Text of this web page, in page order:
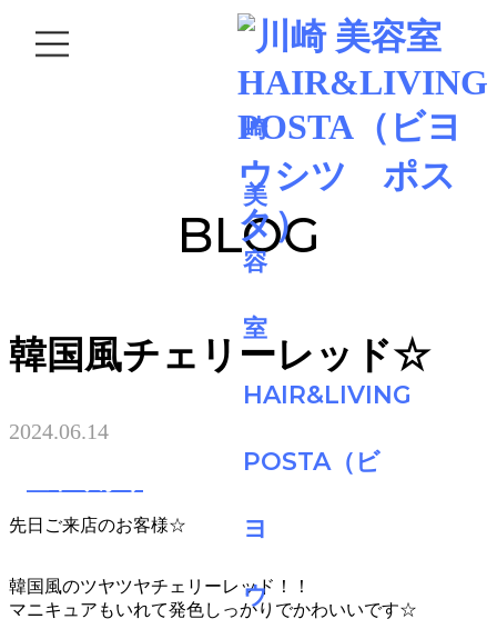
BLOG
韓国風チェリーレッド☆
2024.06.14
先日ご来店のお客様☆
韓国風のツヤツヤチェリーレッド！！
マニキュアもいれて発色しっかりでかわいいです☆